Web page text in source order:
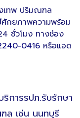
เทพ ปริมณฑล
กยภาพความพร้อม
ชั่วโมง ทางช่อง
0416 หรือแอด
การรปภ.รับรักษา
ล เช่น นนทบุรี